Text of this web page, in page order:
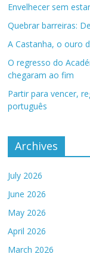
Envelhecer sem
Quebrar barreiras:
A Castanha, o ouro
O regresso do
chegaram ao fim
Partir para vencer,
português
Archives
July 2026
June 2026
May 2026
April 2026
March 2026